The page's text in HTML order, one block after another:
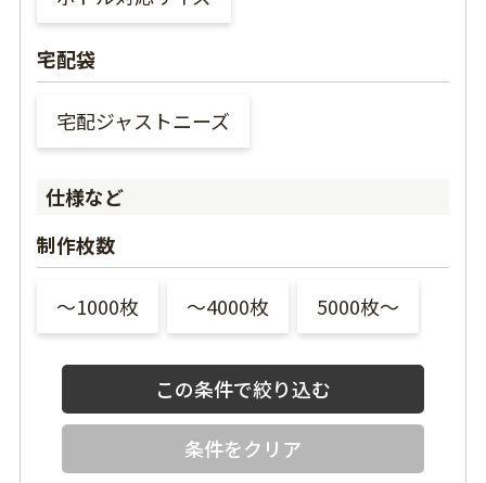
宅配袋
宅配ジャストニーズ
仕様など
制作枚数
〜1000枚 〜4000枚 5000枚〜
条件をクリア